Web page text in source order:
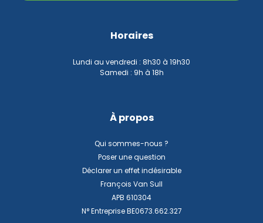
Horaires
Lundi au vendredi : 8h30 à 19h30
Samedi : 9h à 18h
À propos
Qui sommes-nous ?
Poser une question
Déclarer un effet indésirable
François Van Sull
APB 610304
N° Entreprise BE0673.662.327